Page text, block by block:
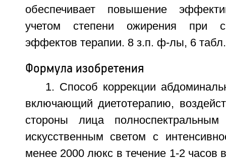
обеспечивает повышение
учетом степени ожирения при
эффектов терапии. 8 з.п. ф-лы, 6
Формула изобретения
1. Способ коррекции
включающий диетотерапию,
стороны лица
искусственным светом с
менее 2000 люкс в течение 1-2 часов